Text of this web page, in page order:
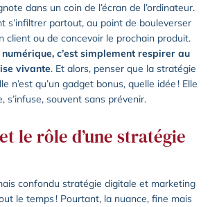
dans un coin de l’écran de l’ordinateur.
s’infiltrer partout, au point de bouleverser
client ou de concevoir le prochain produit.
c’est simplement respirer au
vivante. Et alors, penser que la stratégie
n’est qu’un gadget bonus, quelle idée ! Elle
s’infuse, souvent sans prévenir.
le rôle d’une stratégie
confondu stratégie digitale et marketing
le temps ! Pourtant, la nuance, fine mais